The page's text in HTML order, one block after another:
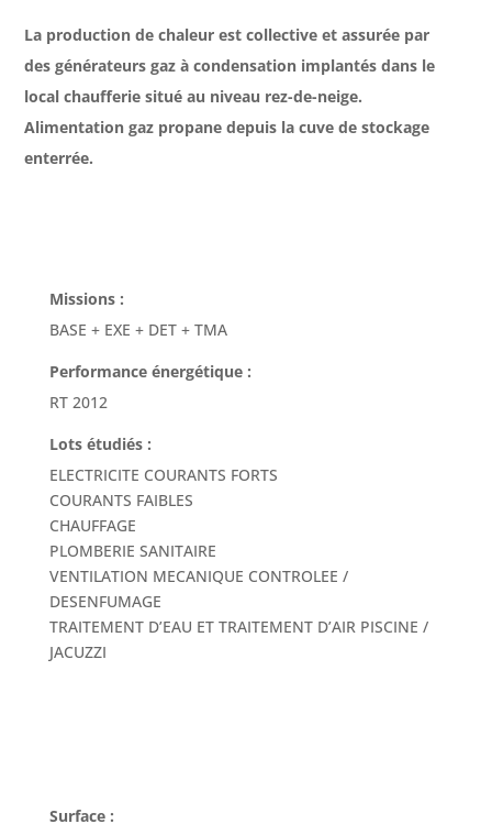
La production de chaleur est collective et assurée par
des générateurs gaz à condensation implantés dans le
local chaufferie situé au niveau rez-de-neige.
Alimentation gaz propane depuis la cuve de stockage
enterrée.
Missions :
BASE + EXE + DET + TMA
Performance énergétique :
RT 2012
Lots étudiés :
ELECTRICITE COURANTS FORTS
COURANTS FAIBLES
CHAUFFAGE
PLOMBERIE SANITAIRE
VENTILATION MECANIQUE CONTROLEE /
DESENFUMAGE
TRAITEMENT D’EAU ET TRAITEMENT D’AIR PISCINE /
JACUZZI
Surface :